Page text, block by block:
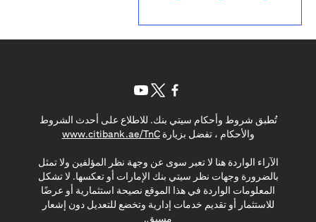
تُطبق شروط وأحكام سيتي بنك. للاطلاع على أحدث الشروط
والأحكام ، تفضل بزيارةwww.citibank.ae/TnC
in a new tab
الآراء الواردة هنا لا تعبر سوى عن وجهة نظر المؤلفين ولا تمثل
بالضرورة وجهات نظر سيتي بنك الإمارات أو تعكسها. لا تشكل
المعلومات الواردة في هذا الموقع نصيحة استثمارية أو عرضًا
للاستثمار أو تقديم خدمات إدارية وتخضع للتعديل دون إشعار
مسبق.